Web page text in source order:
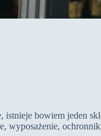
istnieje bowiem jeden